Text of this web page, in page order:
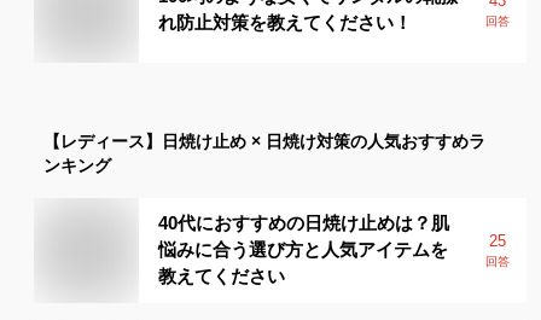
れ防止対策を教えてください！
回答
【レディース】 日焼け止め × 日焼け対策の人気おすすめラ
ンキング
40代におすすめの日焼け止めは？肌
悩みに合う選び方と人気アイテムを
教えてください
25
回答